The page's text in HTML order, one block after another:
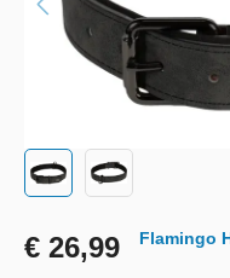
€ 26,99 Flamingo